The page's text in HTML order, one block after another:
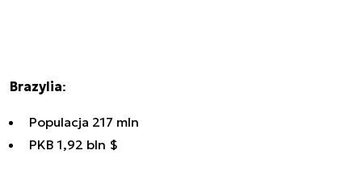
Brazylia:
Populacja 217 mln
PKB 1,92 bln $